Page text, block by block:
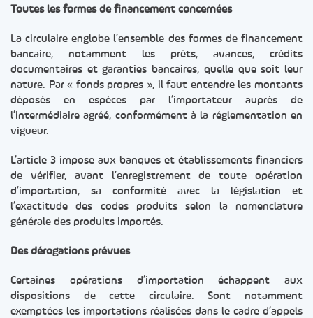
Toutes les formes de financement concernées
La circulaire englobe l’ensemble des formes de financement
bancaire, notamment les prêts, avances, crédits
documentaires et garanties bancaires, quelle que soit leur
nature. Par « fonds propres », il faut entendre les montants
déposés en espèces par l’importateur auprès de
l’intermédiaire agréé, conformément à la réglementation en
vigueur.
L’article 3 impose aux banques et établissements financiers
de vérifier, avant l’enregistrement de toute opération
d’importation, sa conformité avec la législation et
l’exactitude des codes produits selon la nomenclature
générale des produits importés.
Des dérogations prévues
Certaines opérations d’importation échappent aux
dispositions de cette circulaire. Sont notamment
exemptées les importations réalisées dans le cadre d’appels